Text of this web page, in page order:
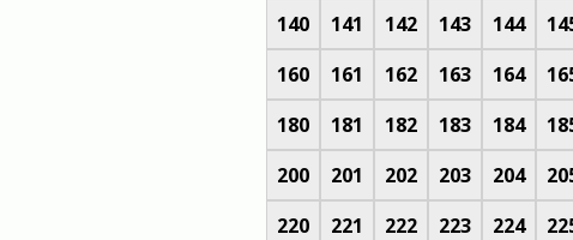
140
141 142 143 144
160
161 162 163 164
180
181 182 183 184
200
201 202 203 204
220
221 222 223 224